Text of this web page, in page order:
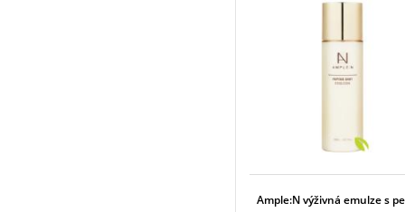
Ample:N výživná emulze s